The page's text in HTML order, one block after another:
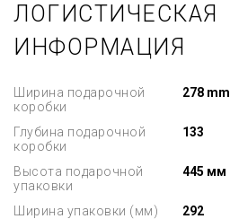
ЛОГИСТИЧЕСКАЯ
ИНФОРМАЦИЯ
Ширина подарочной
коробки
278 mm
Глубина подарочной
коробки
133
Высота подарочной
упаковки
445 мм
Ширина упаковки (мм)
292